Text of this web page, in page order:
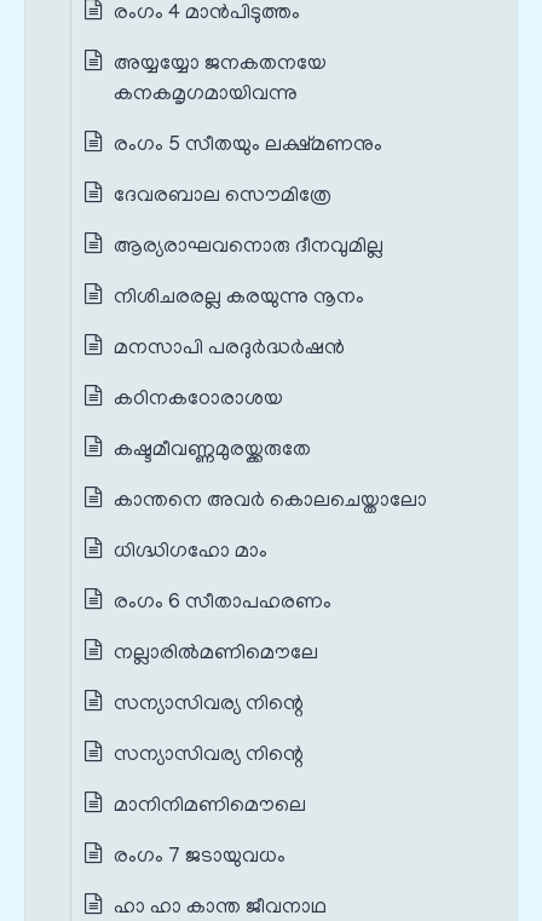
രംഗം 4 മാൻപിടുത്തം
അയ്യയ്യോ ജനകതനയേ
കനകമൃഗമായിവന്നു
രംഗം 5 സീതയും ലക്ഷ്മണനും
ദേവരബാല സൌമിത്രേ
ആര്യരാഘവനൊരു ദീനവുമില്ല
നിശിചരരല്ല കരയുന്നു നൂനം
മനസാപി പരദുര്‍ദ്ധര്‍ഷന്‍
കഠിനകഠോരാശയ
കഷ്ടമീവണ്ണമുരയ്ക്കരുതേ
കാന്തനെ അവര്‍ കൊലചെയ്താലോ
ധിഗ്ദ്ധിഗഹോ മാം
രംഗം 6 സീതാപഹരണം
നല്ലാരില്‍മണിമൌലേ
സന്യാസിവര്യ നിന്റെ
സന്യാസിവര്യ നിന്റെ
മാനിനിമണിമൌലെ
രംഗം 7 ജടായുവധം
ഹാ ഹാ കാന്ത ജീവനാഥ